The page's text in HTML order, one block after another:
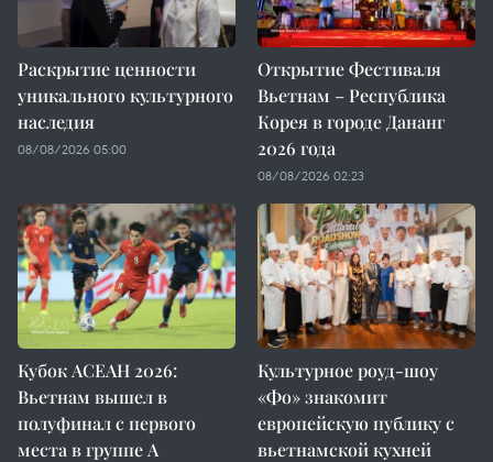
Раскрытие ценности
уникального культурного
наследия
08/08/2026 05:00
Открытие Фестиваля
Вьетнам – Республика
Корея в городе Дананг
2026 года
08/08/2026 02:23
Кубок АСЕАН 2026:
Вьетнам вышел в
полуфинал с первого
места в группе A
Культурное роуд-шоу
«Фо» знакомит
европейскую публику с
вьетнамской кухней